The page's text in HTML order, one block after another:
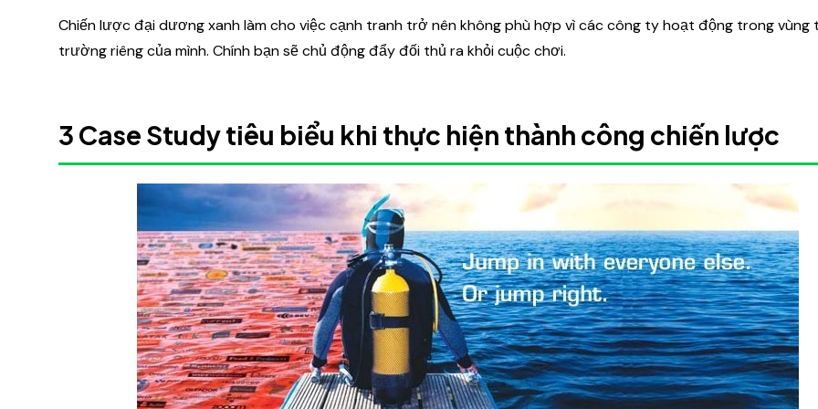
Chiến lược đại dương xanh làm cho việc cạnh tranh trở nên không phù hợp vì các công ty hoạt động trong vùng
trường riêng của mình. Chính bạn sẽ chủ động đẩy đối thủ ra khỏi cuộc chơi.
3 Case Study tiêu biểu khi thực hiện thành công chiến lược